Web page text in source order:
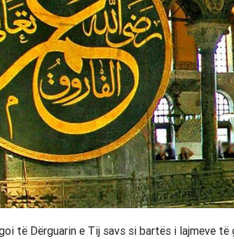
të Dërguarin e Tij savs si bartës i lajmeve të